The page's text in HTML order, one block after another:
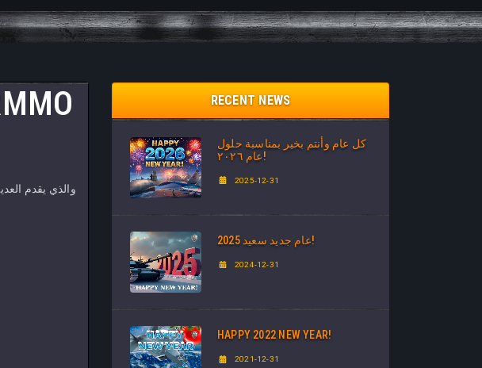
RECENT NEWS
كل عام وأنتم بخير بمناسبة حلول
عام ٢٠٢٦!
2025-12-31
عام جديد سعيد 2025!
2024-12-31
HAPPY 2022 NEW YEAR!
2021-12-31